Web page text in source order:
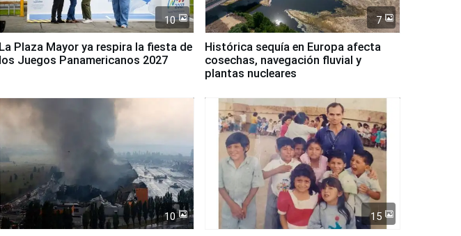
10
La Plaza Mayor ya respira la fiesta de
los Juegos Panamericanos 2027
7
Histórica sequía en Europa afecta
cosechas, navegación fluvial y
plantas nucleares
10 15